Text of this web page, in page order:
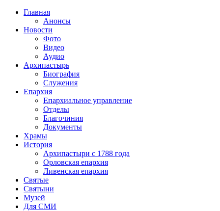
Главная
Анонсы
Новости
Фото
Видео
Аудио
Архипастырь
Биография
Служения
Епархия
Епархиальное управление
Отделы
Благочиния
Документы
Храмы
История
Архипастыри с 1788 года
Орловская епархия
Ливенская епархия
Святые
Святыни
Музей
Для СМИ